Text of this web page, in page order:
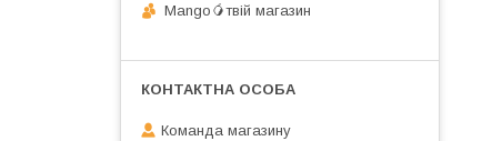
Mango🥭твій магазин
Команда магазину